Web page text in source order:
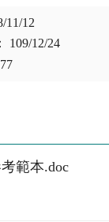
11/12
109/12/24
範本.doc